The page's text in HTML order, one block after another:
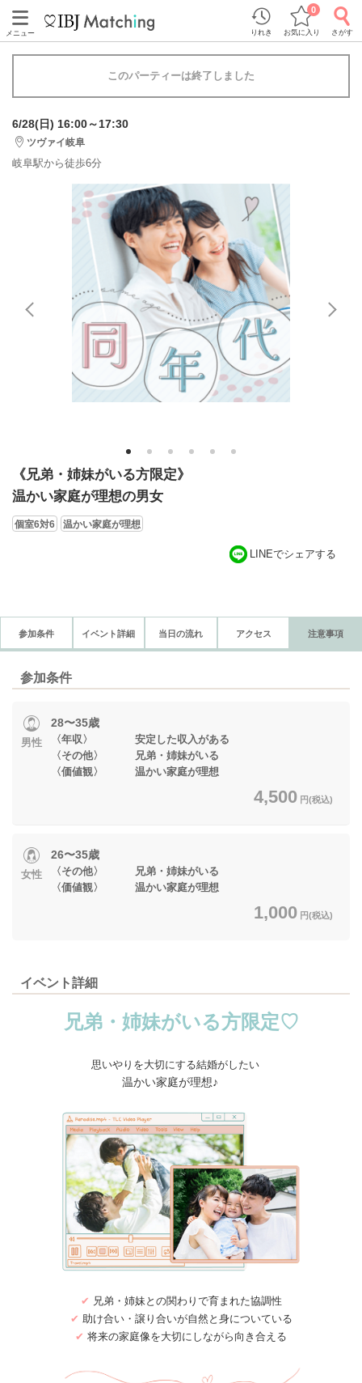
メニュー りれき お気に入り
0
さがす
このパーティーは終了しました
6/28(日) 16:00～17:30
ツヴァイ岐阜
岐阜駅から徒歩6分
1 2 3 4 5 6
《兄弟・姉妹がいる方限定》
温かい家庭が理想の男女
個室6対6 温かい家庭が理想
LINEでシェアする
参加条件 イベント詳細 当日の流れ アクセス 注意事項
参加条件
男性
28〜35歳
〈年収〉 安定した収入がある
〈その他〉 兄弟・姉妹がいる
〈価値観〉 温かい家庭が理想
4,500 円(税込)
女性
26〜35歳
〈その他〉 兄弟・姉妹がいる
〈価値観〉 温かい家庭が理想
1,000 円(税込)
イベント詳細
兄弟・姉妹がいる方限定♡
思いやりを大切にする結婚がしたい
温かい家庭が理想♪
✔ 兄弟・姉妹との関わりで育まれた協調性
✔ 助け合い・譲り合いが自然と身についている
✔ 将来の家庭像を大切にしながら向き合える